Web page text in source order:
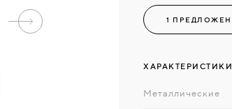
1
ХАРАКТЕРИСТИКИ
Металлические